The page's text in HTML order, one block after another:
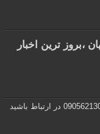
،بروز ترین اخبار